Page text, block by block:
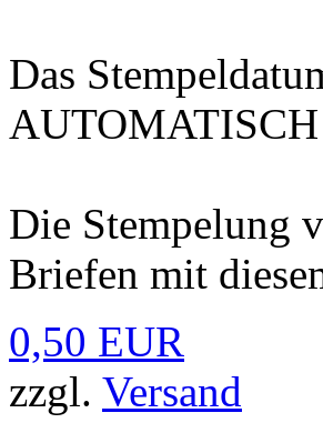
Das
Die Stempelung
Briefen mit
0,50 EUR
zzgl. Versand